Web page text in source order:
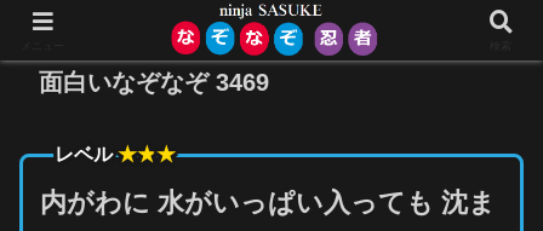
面白いなぞなぞ 3469
レベル★★★
内がわに 水がいっぱい入っても 沈ま